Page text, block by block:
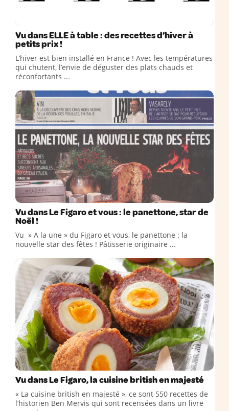
Vu dans ELLE à table : des recettes d’hiver à
petits prix !
L’hiver est bien installé en France ! Avec les températures
qui chutent, l’envie de déguster des plats chauds et
réconfortants ...
Vu dans Le Figaro et vous : le panettone, star de
Noël !
Vu » A la une » du Figaro et vous, le panettone : la
nouvelle star des fêtes ! Pâtisserie originaire ...
Vu dans Le Figaro, la cuisine british en majesté
« La cuisine british en majesté », ce sont 550 recettes de
l’historien Ben Mervis qui sont recensées dans un livre